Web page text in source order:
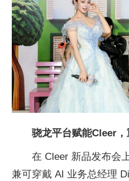
骁龙平台赋能Cleer
在 Cleer 新品发布会
兼可穿戴 AI 业务总经理